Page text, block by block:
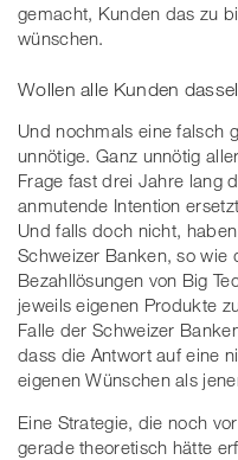
gemacht, Kunden das zu
wünschen.
Wollen alle Kunden
Und nochmals eine falsch
unnötige. Ganz unnötig
Frage fast drei Jahre lang
anmutende Intention
Und falls doch nicht,
Schweizer Banken, so wie
Bezahllösungen von Big
jeweils eigenen Produkte
Falle der Schweizer
dass die Antwort auf eine
eigenen Wünschen als
Eine Strategie, die noch
gerade theoretisch hätte